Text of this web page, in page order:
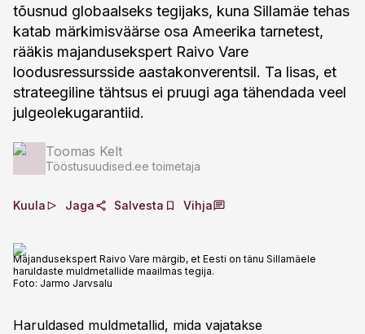
tõusnud globaalseks tegijaks, kuna Sillamäe tehas
katab märkimisväärse osa Ameerika tarnetest,
rääkis majandusekspert Raivo Vare
loodusressursside aastakonverentsil. Ta lisas, et
strateegiline tähtsus ei pruugi aga tähendada veel
julgeolekugarantiid.
Toomas Kelt
Tööstusuudised.ee toimetaja
Kuula Jaga Salvesta Vihja
Majandusekspert Raivo Vare märgib, et Eesti on tänu Sillamäele
haruldaste muldmetallide maailmas tegija.
Foto: Jarmo Jarvsalu
Haruldased muldmetallid, mida vajatakse